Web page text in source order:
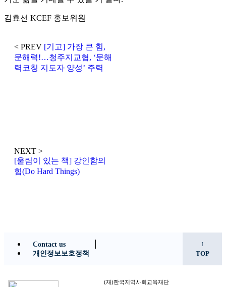
김효선 KCEF 홍보위원
< PREV [기고] 가장 큰 힘,
문해력!…청주지교협, ‘문해
력코칭 지도자 양성’ 주력
NEXT >
[울림이 있는 책] 강인함의
힘(Do Hard Things)
Contact us
개인정보보호정책
↑
TOP
(재)한국지역사회교육재단